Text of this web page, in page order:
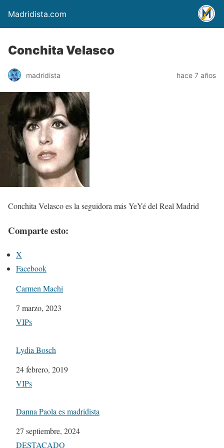
Madridista.com
Conchita Velasco
madridista hace 7 años
Conchita Velasco es la seguidora más YeYé del Real Madrid
Comparte esto:
X
Facebook
Carmen Machi
Fecha
7 marzo, 2023
Respecto a
VIPs
Lydia Bosch
Fecha
24 febrero, 2019
Respecto a
VIPs
Danna Paola es madridista
Fecha
27 septiembre, 2024
Respecto a
DESTACADO